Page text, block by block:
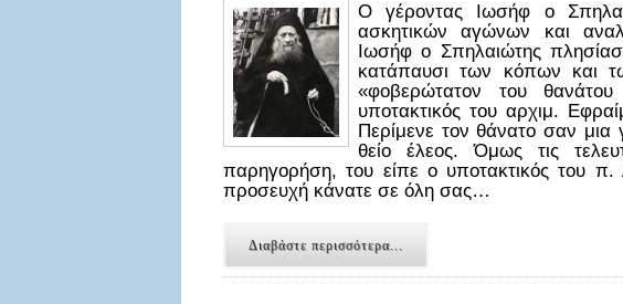
Ο γέροντας Ιωσήφ ο
ασκητικών αγώνων και
Ιωσήφ ο Σπηλαιώτης
κατάπαυσι των κόπων και
«φοβερώτατον του
υποτακτικός του αρχιμ.
Περίμενε τον θάνατο σαν μια
θείο έλεος. Όμως τις
παρηγορήση, του είπε ο υποτακτικός του
προσευχή κάνατε σε όλη σας…
Διαβάστε περισσότερα...